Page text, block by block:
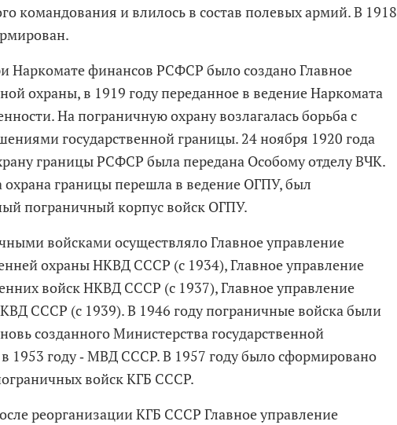
командования и влилось в состав полевых армий. В 1918
Наркомате финансов РСФСР было создано Главное
охраны, в 1919 году переданное в ведение Наркомата
На пограничную охрану возлагалась борьба с
государственной границы. 24 ноября 1920 года
границы РСФСР была передана Особому отделу ВЧК.
охрана границы перешла в ведение ОГПУ, был
пограничный корпус войск ОГПУ.
войсками осуществляло Главное управление
охраны НКВД СССР (с 1934), Главное управление
войск НКВД СССР (с 1937), Главное управление
СССР (с 1939). В 1946 году пограничные войска были
созданного Министерства государственной
1953 году ‑ МВД СССР. В 1957 году было сформировано
войск КГБ СССР.
реорганизации КГБ СССР Главное управление